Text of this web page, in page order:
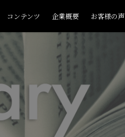
コンテンツ 企業概要 お客様の声